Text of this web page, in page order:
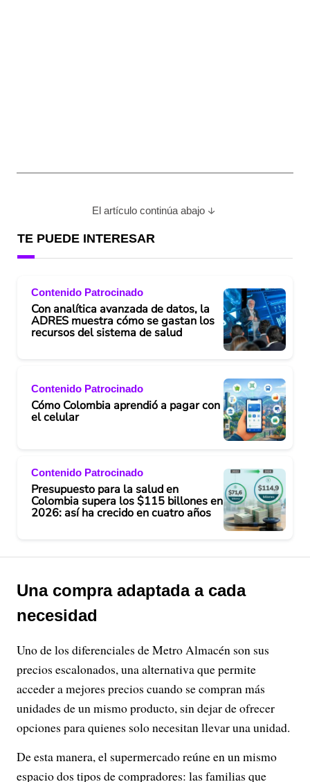
El artículo continúa abajo
TE PUEDE INTERESAR
Contenido Patrocinado
Con analítica avanzada de datos, la
ADRES muestra cómo se gastan los
recursos del sistema de salud
Contenido Patrocinado
Cómo Colombia aprendió a pagar con
el celular
Contenido Patrocinado
Presupuesto para la salud en
Colombia supera los $115 billones en
2026: así ha crecido en cuatro años
Una compra adaptada a cada
necesidad
Uno de los diferenciales de Metro Almacén son sus
precios escalonados, una alternativa que permite
acceder a mejores precios cuando se compran más
unidades de un mismo producto, sin dejar de ofrecer
opciones para quienes solo necesitan llevar una unidad.
De esta manera, el supermercado reúne en un mismo
espacio dos tipos de compradores: las familias que